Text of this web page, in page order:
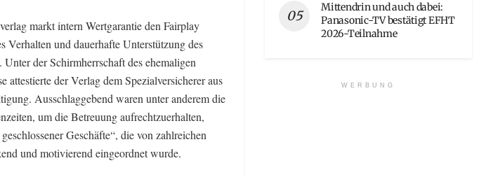
markt intern Wertgarantie den Fairplay
Verhalten und dauerhafte Unterstützung des
der Schirmherrschaft des ehemaligen
attestierte der Verlag dem Spezialversicherer aus
Ausschlaggebend waren unter anderem die
um die Betreuung aufrechtzuerhalten,
Geschäfte“, die von zahlreichen
und motivierend eingeordnet wurde.
Mittendrin und auch dabei:
Panasonic-TV bestätigt EFHT
2026-Teilnahme
WERBUNG